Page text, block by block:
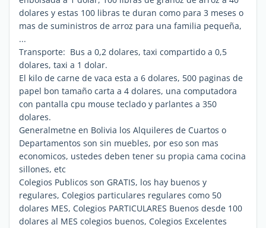
dolares y estas 100 libras te duran como para 3 meses o
mas de suministros de arroz para una familia pequeña,
...
Transporte: Bus a 0,2 dolares, taxi compartido a 0,5
dolares, taxi a 1 dolar.
El kilo de carne de vaca esta a 6 dolares, 500 paginas de
papel bon tamaño carta a 4 dolares, una computadora
con pantalla cpu mouse teclado y parlantes a 350
dolares.
Generalmetne en Bolivia los Alquileres de Cuartos o
Departamentos son sin muebles, por eso son mas
economicos, ustedes deben tener su propia cama cocina
sillones, etc
Colegios Publicos son GRATIS, los hay buenos y
regulares, Colegios particulares regulares como 50
dolares MES, Colegios PARTICULARES Buenos desde 100
dolares al MES colegios buenos, Colegios Excelentes